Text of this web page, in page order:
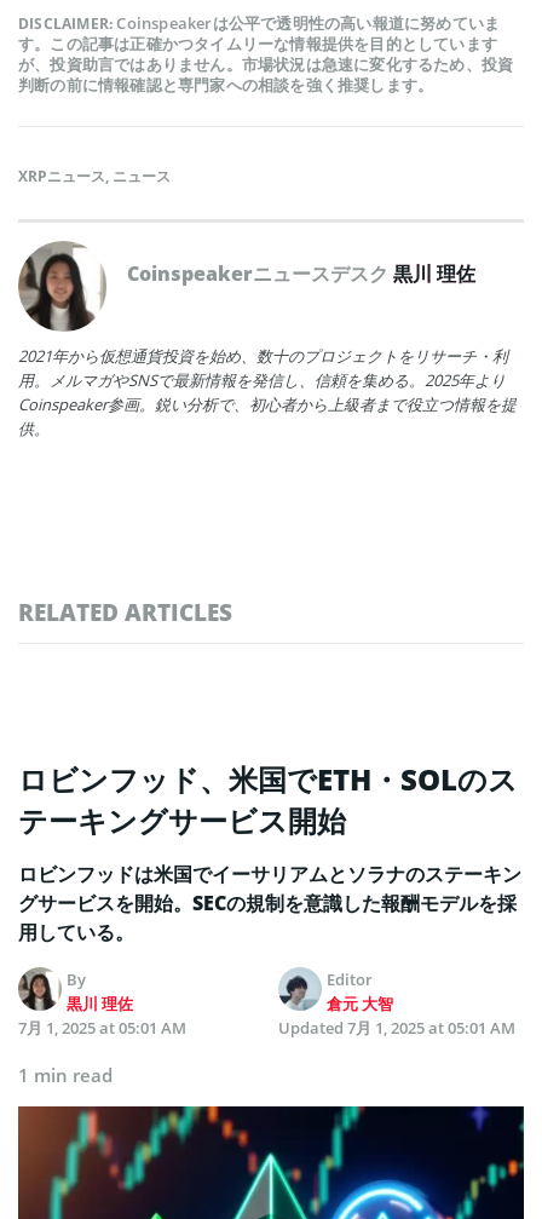
DISCLAIMER:Coinspeakerは公平で透明性の高い報道に努めていま
す。この記事は正確かつタイムリーな情報提供を目的としています
が、投資助言ではありません。市場状況は急速に変化するため、投資
判断の前に情報確認と専門家への相談を強く推奨します。
XRPニュース, ニュース
Coinspeakerニュースデスク 黒川 理佐
2021年から仮想通貨投資を始め、数十のプロジェクトをリサーチ・利
用。メルマガやSNSで最新情報を発信し、信頼を集める。2025年より
Coinspeaker参画。鋭い分析で、初心者から上級者まで役立つ情報を提
供。
RELATED ARTICLES
ロビンフッド、米国でETH・SOLのス
テーキングサービス開始
ロビンフッドは米国でイーサリアムとソラナのステーキン
グサービスを開始。SECの規制を意識した報酬モデルを採
用している。
By
黒川 理佐
Editor
倉元 大智
7月 1, 2025 at 05:01 AM
Updated 7月 1, 2025 at 05:01 AM
1 min read